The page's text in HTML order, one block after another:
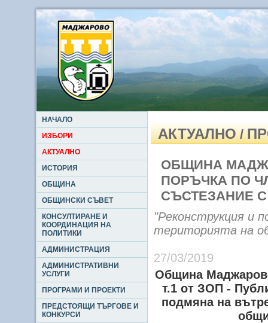
НАЧАЛО
ИЗБОРИ
АКТУАЛНО
ИСТОРИЯ
ОБЩИНА
ОБЩИНСКИ СЪВЕТ
КОНСУЛТИРАНЕ И
КООРДИНАЦИЯ НА
ПОЛИТИКИ
АДМИНИСТРАЦИЯ
АДМИНИСТРАТИВНИ
УСЛУГИ
ПРОГРАМИ И ПРОЕКТИ
ПРЕДСТОЯЩИ ТЪРГОВЕ И
КОНКУРСИ
АКТУАЛНО/
ОБЩИНА
ПОРЪЧКА ПО
СЪСТЕЗАНИЕ
"Реконструкция и
територията на
27/03/2019
Община
т.1 от ЗОП -
подмяна на